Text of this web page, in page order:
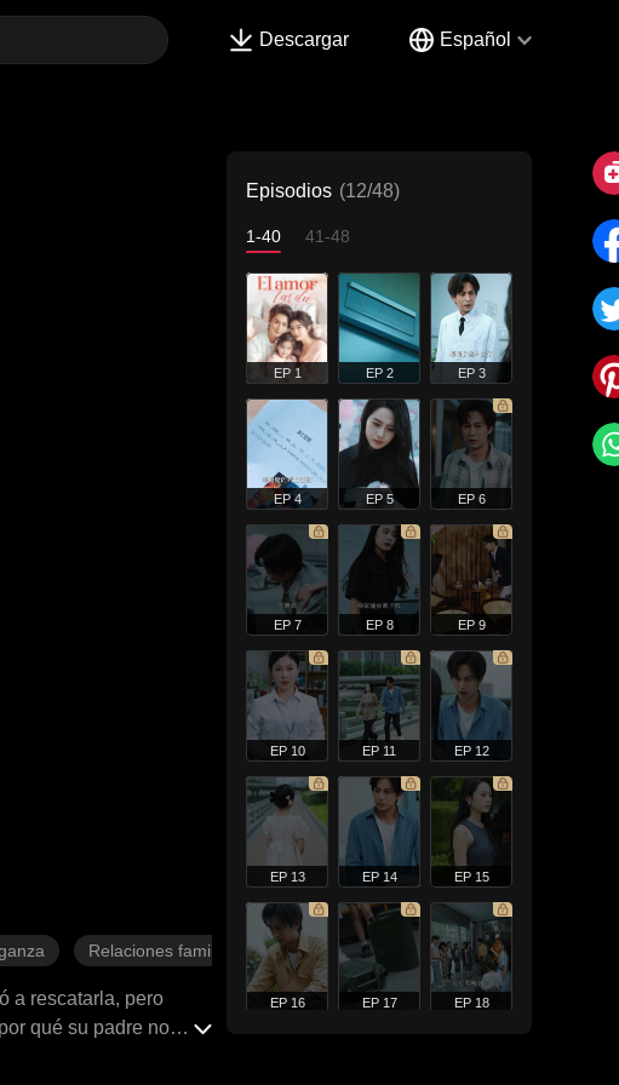
Descargar Español
Relaciones familiares
a rescatarla, pero
qué su padre no
Episodios (12/48)
1-40 41-48
EP 1 EP 2 EP 3
EP 4 EP 5 EP 6
EP 7 EP 8 EP 9
EP 10 EP 11 EP 12
EP 13 EP 14 EP 15
EP 16 EP 17 EP 18